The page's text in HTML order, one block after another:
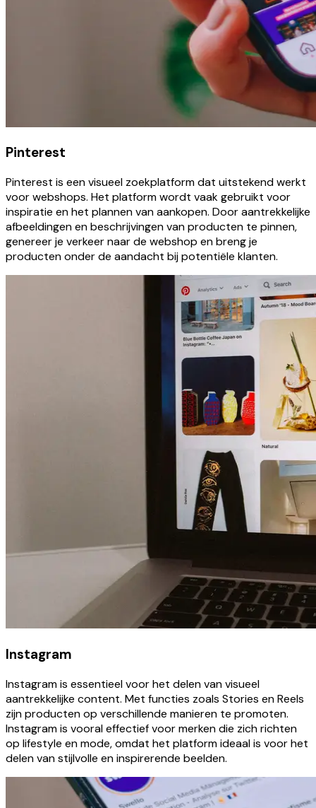
Pinterest
Pinterest is een visueel zoekplatform dat uitstekend werkt
voor webshops. Het platform wordt vaak gebruikt voor
inspiratie en het plannen van aankopen. Door aantrekkelijke
afbeeldingen en beschrijvingen van producten te pinnen,
genereer je verkeer naar de webshop en breng je
producten onder de aandacht bij potentiële klanten.
Instagram
Instagram is essentieel voor het delen van visueel
aantrekkelijke content. Met functies zoals Stories en Reels
zijn producten op verschillende manieren te promoten.
Instagram is vooral effectief voor merken die zich richten
op lifestyle en mode, omdat het platform ideaal is voor het
delen van stijlvolle en inspirerende beelden.